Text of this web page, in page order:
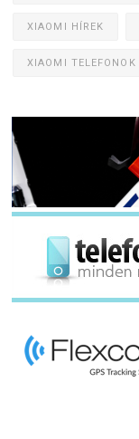
XIAOMI HÍREK
XIAOMI TELEFONOK